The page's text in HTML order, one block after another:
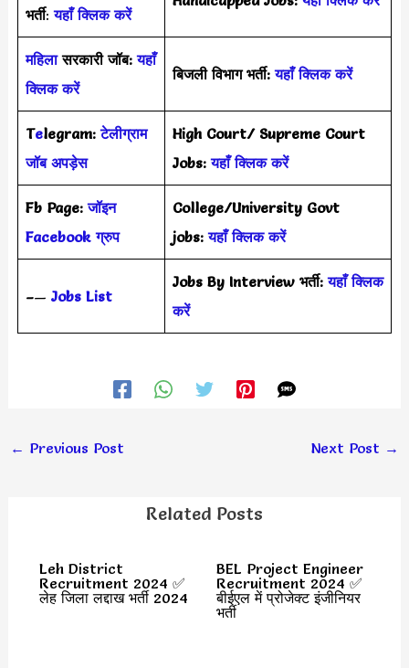
भर्ती:यहाँ क्लिक करें
महिलासरकारी जॉब: यहाँ
क्लिक करें
बिजली विभाग भर्ती:यहाँ क्लिक करें
Telegram: टेलीग्राम
जॉब अपड़ेस
High Court/ Supreme Court
Jobs:यहाँ क्लिक करें
Fb Page:जॉइन
Facebook ग्रुप
College/University Govt
jobs:यहाँ क्लिक करें
–— Jobs List
Jobs By Interview भर्ती:यहाँ क्लिक
करें
← Previous Post Next Post →
Related Posts
Leh District
Recruitment 2024 ✅
लेह जिला लद्दाख भर्ती 2024
BEL Project Engineer
Recruitment 2024 ✅
बीईएल में प्रोजेक्ट इंजीनियर
भर्ती